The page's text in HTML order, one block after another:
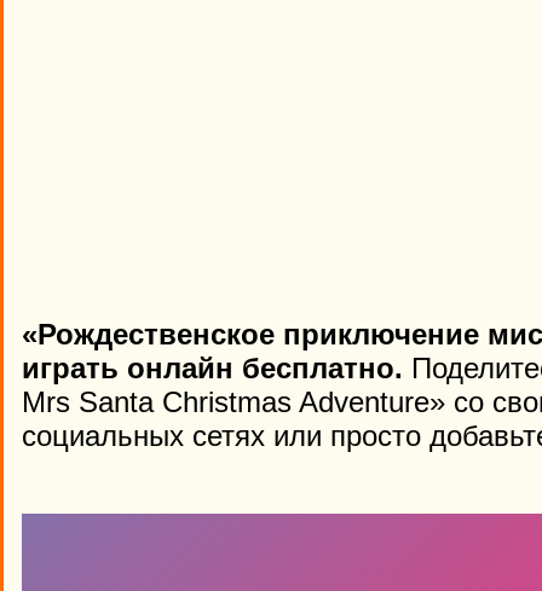
«Рождественское приключение
играть онлайн бесплатно.
Mrs Santa Christmas Adventure» со
социальных сетях или просто